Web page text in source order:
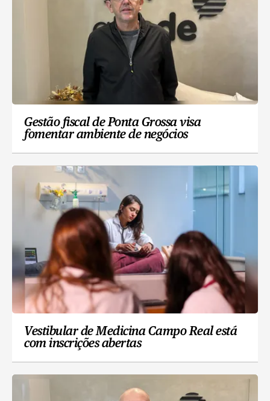
Gestão fiscal de Ponta Grossa visa
fomentar ambiente de negócios
Vestibular de Medicina Campo Real está
com inscrições abertas